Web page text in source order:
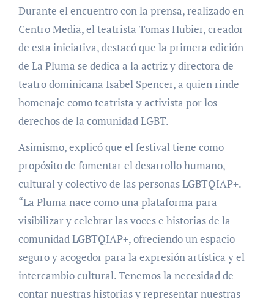
Durante el encuentro con la prensa, realizado en
Centro Media, el teatrista Tomas Hubier, creador
de esta iniciativa, destacó que la primera edición
de La Pluma se dedica a la actriz y directora de
teatro dominicana Isabel Spencer, a quien rinde
homenaje como teatrista y activista por los
derechos de la comunidad LGBT.
Asimismo, explicó que el festival tiene como
propósito de fomentar el desarrollo humano,
cultural y colectivo de las personas LGBTQIAP+.
“La Pluma nace como una plataforma para
visibilizar y celebrar las voces e historias de la
comunidad LGBTQIAP+, ofreciendo un espacio
seguro y acogedor para la expresión artística y el
intercambio cultural. Tenemos la necesidad de
contar nuestras historias y representar nuestras